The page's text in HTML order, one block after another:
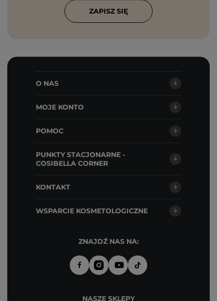
ZAPISZ SIĘ
O NAS
MOJE KONTO
POMOC
PUNKTY STACJONARNE -
COSIBELLA CORNER
KONTAKT
WSPARCIE KOSMETOLOGICZNE
ZNAJDŹ NAS NA:
NASZE SKLEPY